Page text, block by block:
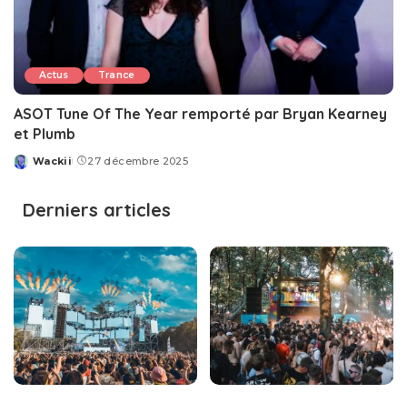
Actus Trance
ASOT Tune Of The Year remporté par Bryan Kearney
et Plumb
Posted
Wackii 27 décembre 2025
Derniers articles